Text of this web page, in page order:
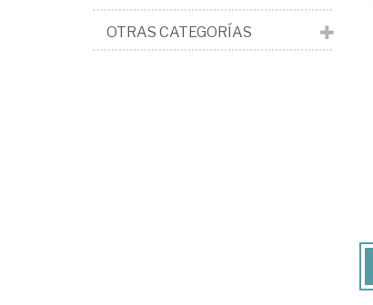
OTRAS CATEGORÍAS